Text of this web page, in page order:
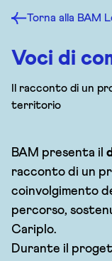
Torna alla BAM
Voci di
Il racconto di un
territorio
BAM presenta il
racconto di un
coinvolgimento
percorso,
Cariplo.
Durante il